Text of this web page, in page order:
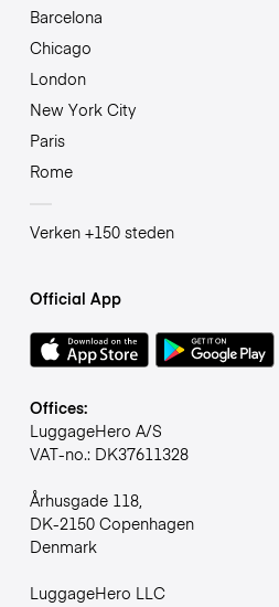
Barcelona
Chicago
London
New York City
Paris
Rome
Verken +150 steden
Official App
Offices:
LuggageHero A/S
VAT-no.: DK37611328
Århusgade 118,
DK-2150 Copenhagen
Denmark
LuggageHero LLC